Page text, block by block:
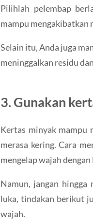
Pilihlah pelembap
mampu mengakibatkan
Selain itu, Anda juga
meninggalkan residu
3. Gunakan
Kertas minyak mampu
merasa kering. Cara
mengelap wajah
Namun, jangan hingga
luka, tindakan berikut
wajah.